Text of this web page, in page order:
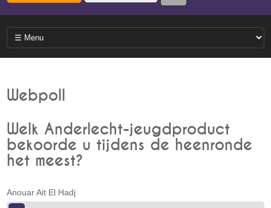
Webpoll
Welk Anderlecht-jeugdproduct
bekoorde u tijdens de heenronde
het meest?
Anouar Ait El Hadj